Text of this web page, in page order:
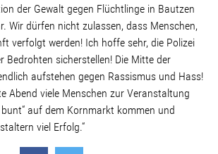
Transparenz
Mediathek
Über mich
Lebenslauf
der Gewalt gegen Flüchtlinge in Bautzen
Wir dürfen nicht zulassen, dass Menschen,
verfolgt werden! Ich hoffe sehr, die Polizei
Bedrohten sicherstellen! Die Mitte der
aufstehen gegen Rassismus und Hass!
Abend viele Menschen zur Veranstaltung
auf dem Kornmarkt kommen und
viel Erfolg.“